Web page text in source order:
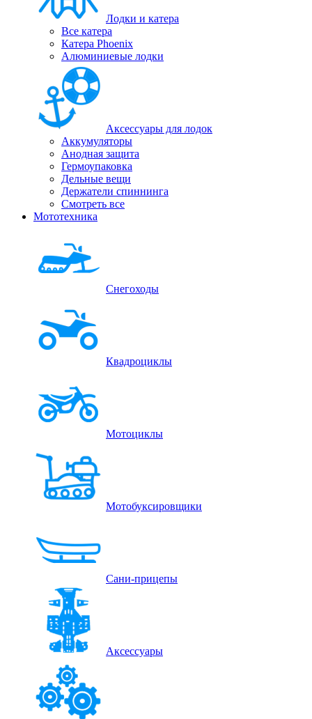
Лодки и катера
Все катера
Катера Phoenix
Алюминиевые лодки
Аксессуары для лодок
Аккумуляторы
Анодная защита
Гермоупаковка
Дельные вещи
Держатели спиннинга
Смотреть все
Мототехника
Снегоходы
Квадроциклы
Мотоциклы
Мотобуксировщики
Сани-прицепы
Аксессуары